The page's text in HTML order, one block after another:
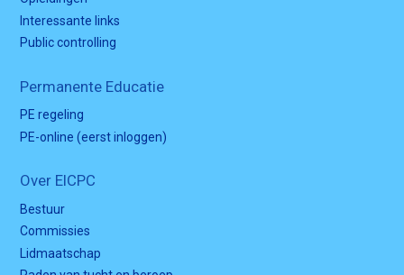
Interessante links
Public controlling
Permanente Educatie
PE regeling
PE-online (eerst inloggen)
Over EICPC
Bestuur
Commissies
Lidmaatschap